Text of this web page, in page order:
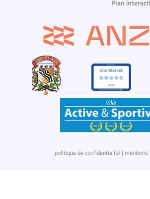
Plan
politique de confidentialité mentions